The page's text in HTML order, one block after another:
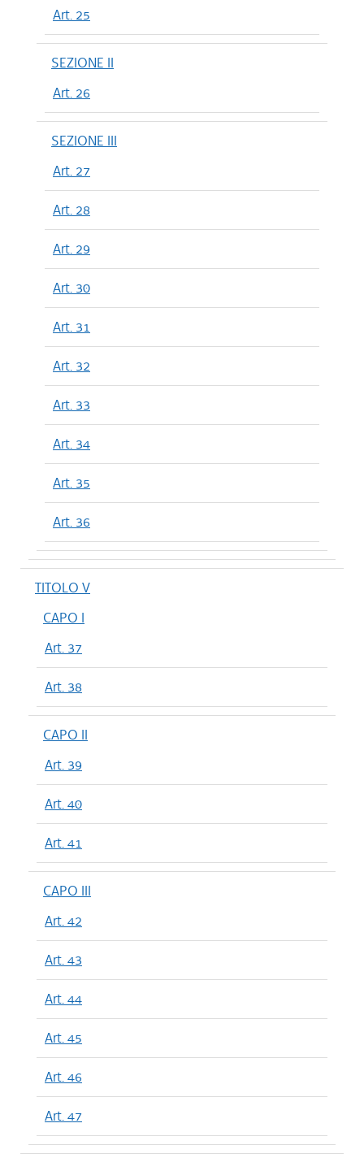
Art. 25
SEZIONE II
Art. 26
SEZIONE III
Art. 27
Art. 28
Art. 29
Art. 30
Art. 31
Art. 32
Art. 33
Art. 34
Art. 35
Art. 36
TITOLO V
CAPO I
Art. 37
Art. 38
CAPO II
Art. 39
Art. 40
Art. 41
CAPO III
Art. 42
Art. 43
Art. 44
Art. 45
Art. 46
Art. 47